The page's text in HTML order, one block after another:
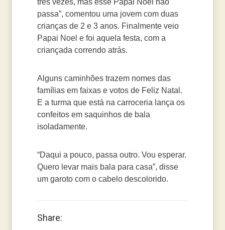
três vezes, mas esse Papai Noel não
passa”, comentou uma jovem com duas
crianças de 2 e 3 anos. Finalmente veio
Papai Noel e foi aquela festa, com a
criançada correndo atrás.
Alguns caminhões trazem nomes das
famílias em faixas e votos de Feliz Natal.
E a turma que está na carroceria lança os
confeitos em saquinhos de bala
isoladamente.
“Daqui a pouco, passa outro. Vou esperar.
Quero levar mais bala para casa”, disse
um garoto com o cabelo descolorido.
Share: